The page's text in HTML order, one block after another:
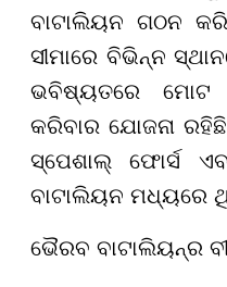
ବାଟାଲିୟନ ଗଠନ
ସୀମାରେ ବିଭିନ୍ନ
ଭବିଷ୍ୟତରେ ମୋଟ
କରିବାର ଯୋଜନା
ସ୍ପେଶାଲ୍ ଫୋର୍ସ
ବାଟାଲିୟନ ମଧ୍ୟରେ
ଭୈରବ ବାଟାଲିୟନ୍‌ର